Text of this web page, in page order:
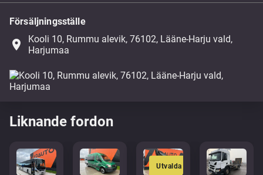
Försäljningsställe
place
Kooli 10, Rummu alevik, 76102, Lääne-Harju vald,
Harjumaa
Liknande fordon
Utvalda